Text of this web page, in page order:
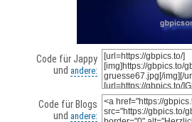
Code für Jappy
und andere:
Code für Blogs
und andere: